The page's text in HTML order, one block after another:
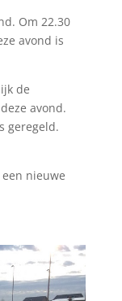
Om 22.30
avond is
de
avond.
geregeld.
nieuwe